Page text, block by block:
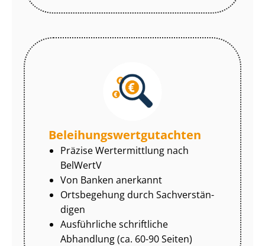
Be­lei­hungs­wert­gut­ach­ten
Präzise Wertermittlung nach
BelWertV
Von Banken anerkannt
Ortsbegehung durch Sach­ver­stän­
di­gen
Ausführliche schriftliche
Abhandlung (ca. 60-90 Seiten)